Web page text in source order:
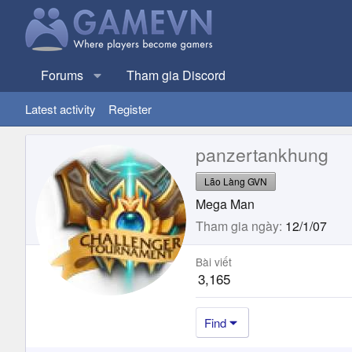
Forums Tham gia Discord
Latest activity Register
panzertankhung
Lão Làng GVN
Mega Man
Tham gia ngày 12/1/07
Bài viết
3,165
Find